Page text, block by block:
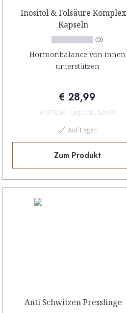
Inositol & Folsäure Komplex
Kapseln
(0)
Hormonbalance von innen
unterstützen
€ 28,99
(€ 508,60 / 1kg) inkl. MwSt
Auf Lager
Zum Produkt
Anti Schwitzen Presslinge